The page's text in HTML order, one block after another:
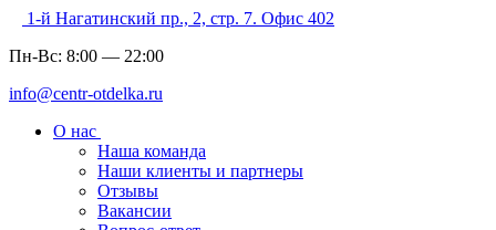
1-й Нагатинский пр., 2, стр. 7. Офис 402
Пн-Вс: 8:00 — 22:00
info@centr-otdelka.ru
О нас
Наша команда
Наши клиенты и партнеры
Отзывы
Вакансии